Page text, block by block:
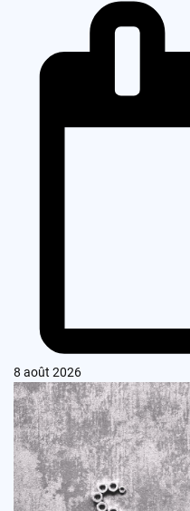
8 août 2026